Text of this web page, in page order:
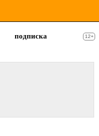
подписка
12+